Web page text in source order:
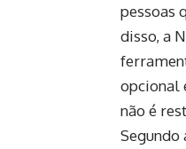
pessoas
disso, a
opcional
não é
Segundo